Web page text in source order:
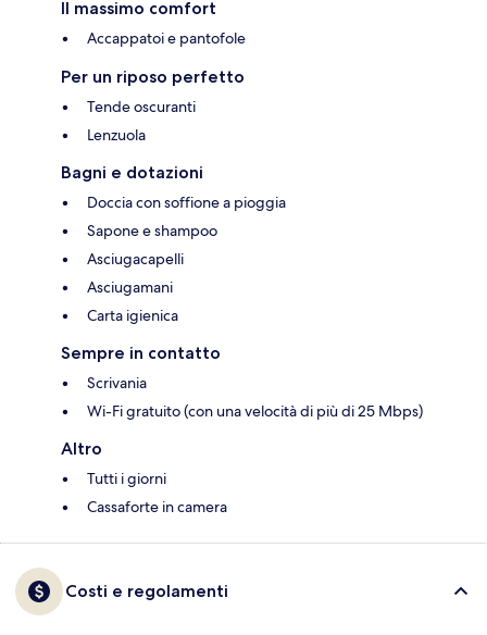
Il massimo comfort
Accappatoi e pantofole
Per un riposo perfetto
Tende oscuranti
Lenzuola
Bagni e dotazioni
Doccia con soffione a pioggia
Sapone e shampoo
Asciugacapelli
Asciugamani
Carta igienica
Sempre in contatto
Scrivania
Wi-Fi gratuito (con una velocità di più di 25 Mbps)
Altro
Tutti i giorni
Cassaforte in camera
Costi e regolamenti